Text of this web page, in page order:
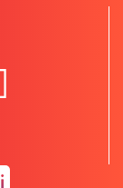
صبا